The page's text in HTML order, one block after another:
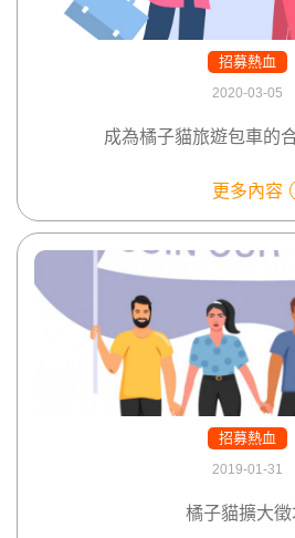
招募熱血
2020-03-05
成為橘子貓旅遊包車的
更多內容
招募熱血
2019-01-31
橘子貓擴大徵